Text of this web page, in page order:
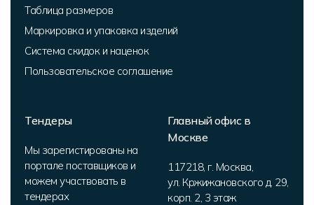
Таблица размеров
Маркировка и упаковка изделий
Система скидок и наценок
Пользовательское соглашение
Тендеры
Мы зарегистированы на
портале поставщиков и
можем участвовать в
тендерах
Главный офис в
Москве
117218, г. Москва
ул. Кржижановского д. 29,
корп. 2 3 этаж